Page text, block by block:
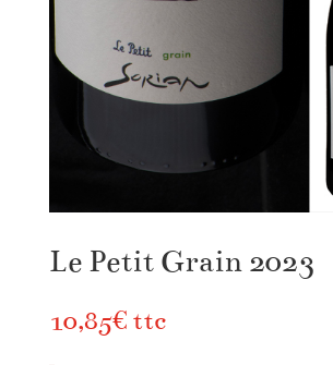
Le Petit Grain 2023
10,85€ ttc